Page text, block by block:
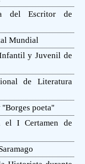
del Escritor de
Mundial
y Juvenil de
de Literatura
poeta''
el I Certamen de